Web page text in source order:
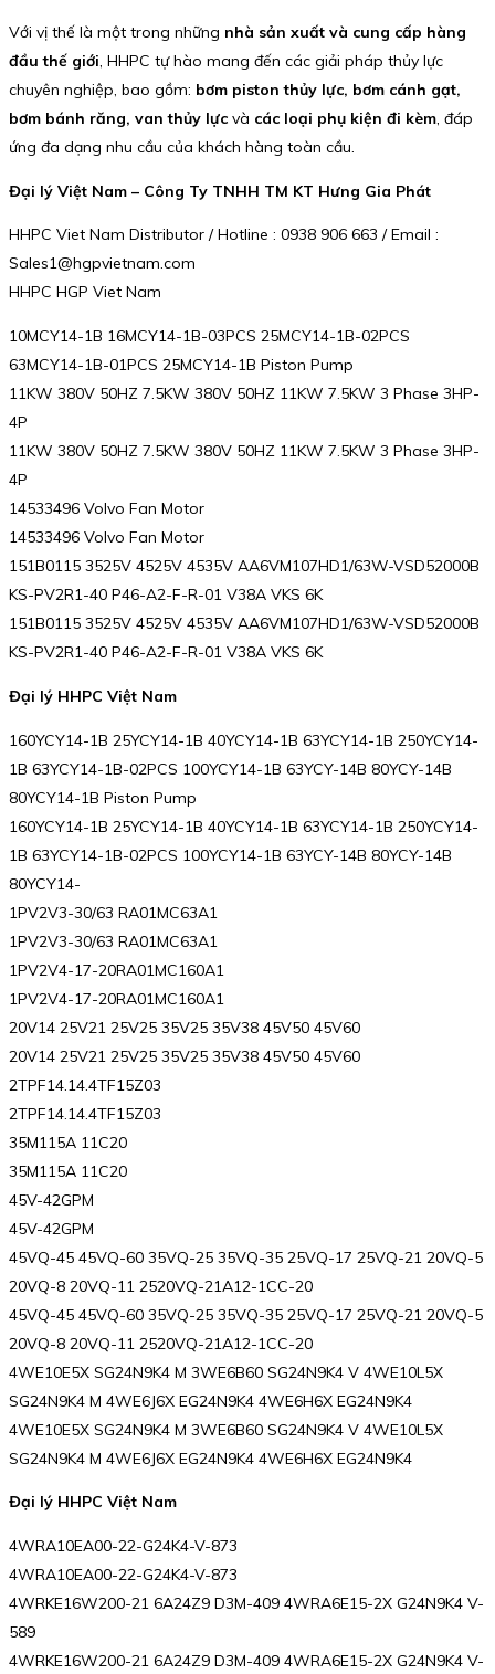
Với vị thế là một trong những nhà sản xuất và cung cấp hàng
đầu thế giới, HHPC tự hào mang đến các giải pháp thủy lực
chuyên nghiệp, bao gồm: bơm piston thủy lực, bơm cánh gạt,
bơm bánh răng, van thủy lực và các loại phụ kiện đi kèm, đáp
ứng đa dạng nhu cầu của khách hàng toàn cầu.
Đại lý Việt Nam – Công Ty TNHH TM KT Hưng Gia Phát
HHPC Viet Nam Distributor / Hotline : 0938 906 663 / Email :
Sales1@hgpvietnam.com
HHPC HGP Viet Nam
10MCY14-1B 16MCY14-1B-03PCS 25MCY14-1B-02PCS
63MCY14-1B-01PCS 25MCY14-1B Piston Pump
11KW 380V 50HZ 7.5KW 380V 50HZ 11KW 7.5KW 3 Phase 3HP-
4P
11KW 380V 50HZ 7.5KW 380V 50HZ 11KW 7.5KW 3 Phase 3HP-
4P
14533496 Volvo Fan Motor
14533496 Volvo Fan Motor
151B0115 3525V 4525V 4535V AA6VM107HD1/63W-VSD52000B
KS-PV2R1-40 P46-A2-F-R-01 V38A VKS 6K
151B0115 3525V 4525V 4535V AA6VM107HD1/63W-VSD52000B
KS-PV2R1-40 P46-A2-F-R-01 V38A VKS 6K
Đại lý HHPC Việt Nam
160YCY14-1B 25YCY14-1B 40YCY14-1B 63YCY14-1B 250YCY14-
1B 63YCY14-1B-02PCS 100YCY14-1B 63YCY-14B 80YCY-14B
80YCY14-1B Piston Pump
160YCY14-1B 25YCY14-1B 40YCY14-1B 63YCY14-1B 250YCY14-
1B 63YCY14-1B-02PCS 100YCY14-1B 63YCY-14B 80YCY-14B
80YCY14-
1PV2V3-30/63 RA01MC63A1
1PV2V3-30/63 RA01MC63A1
1PV2V4-17-20RA01MC160A1
1PV2V4-17-20RA01MC160A1
20V14 25V21 25V25 35V25 35V38 45V50 45V60
20V14 25V21 25V25 35V25 35V38 45V50 45V60
2TPF14.14.4TF15Z03
2TPF14.14.4TF15Z03
35M115A 11C20
35M115A 11C20
45V-42GPM
45V-42GPM
45VQ-45 45VQ-60 35VQ-25 35VQ-35 25VQ-17 25VQ-21 20VQ-5
20VQ-8 20VQ-11 2520VQ-21A12-1CC-20
45VQ-45 45VQ-60 35VQ-25 35VQ-35 25VQ-17 25VQ-21 20VQ-5
20VQ-8 20VQ-11 2520VQ-21A12-1CC-20
4WE10E5X SG24N9K4 M 3WE6B60 SG24N9K4 V 4WE10L5X
SG24N9K4 M 4WE6J6X EG24N9K4 4WE6H6X EG24N9K4
4WE10E5X SG24N9K4 M 3WE6B60 SG24N9K4 V 4WE10L5X
SG24N9K4 M 4WE6J6X EG24N9K4 4WE6H6X EG24N9K4
Đại lý HHPC Việt Nam
4WRA10EA00-22-G24K4-V-873
4WRA10EA00-22-G24K4-V-873
4WRKE16W200-21 6A24Z9 D3M-409 4WRA6E15-2X G24N9K4 V-
589
4WRKE16W200-21 6A24Z9 D3M-409 4WRA6E15-2X G24N9K4 V-